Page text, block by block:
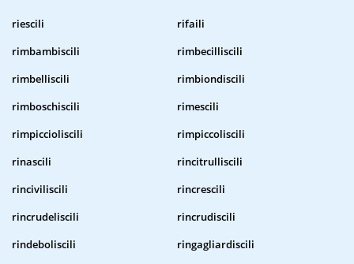
riescili
rifaili
rimbambiscili
rimbecilliscili
rimbelliscili
rimbiondiscili
rimboschiscili
rimescili
rimpiccioliscili
rimpiccoliscili
rinascili
rincitrulliscili
rinciviliscili
rincrescili
rincrudeliscili
rincrudiscili
rindeboliscili
ringagliardiscili